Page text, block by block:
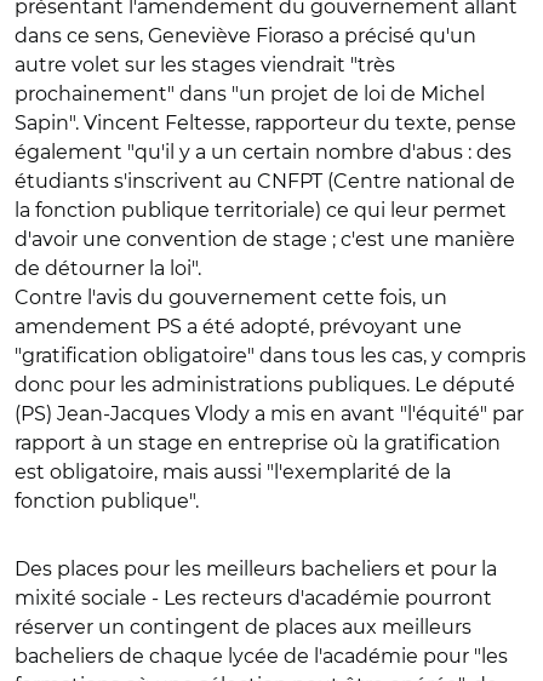
présentant l'amendement du gouvernement allant
dans ce sens, Geneviève Fioraso a précisé qu'un
autre volet sur les stages viendrait "très
prochainement" dans "un projet de loi de Michel
Sapin". Vincent Feltesse, rapporteur du texte, pense
également "qu'il y a un certain nombre d'abus : des
étudiants s'inscrivent au CNFPT (Centre national de
la fonction publique territoriale) ce qui leur permet
d'avoir une convention de stage ; c'est une manière
de détourner la loi".
Contre l'avis du gouvernement cette fois, un
amendement PS a été adopté, prévoyant une
"gratification obligatoire" dans tous les cas, y compris
donc pour les administrations publiques. Le député
(PS) Jean-Jacques Vlody a mis en avant "l'équité" par
rapport à un stage en entreprise où la gratification
est obligatoire, mais aussi "l'exemplarité de la
fonction publique".
Des places pour les meilleurs bacheliers et pour la
mixité sociale - Les recteurs d'académie pourront
réserver un contingent de places aux meilleurs
bacheliers de chaque lycée de l'académie pour "les